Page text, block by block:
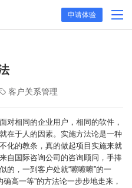
申请体验
客户关系管理
对相同的企业用户，相同的软件，
在于人的因素。实施方法论是一种
化的教条，真的做起项目实施来就
自国际咨询公司的咨询顾问，手捧
的，一到客户处就“嚓嚓嚓”的一
确高一等”的方法论一步步地走来，